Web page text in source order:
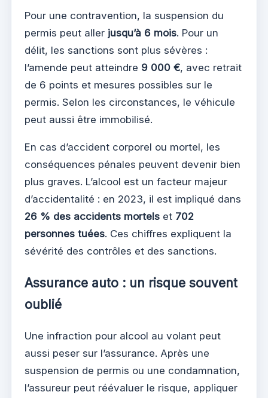
Pour une contravention, la suspension du
permis peut aller jusqu’à 6 mois. Pour un
délit, les sanctions sont plus sévères :
l’amende peut atteindre 9 000 €, avec retrait
de 6 points et mesures possibles sur le
permis. Selon les circonstances, le véhicule
peut aussi être immobilisé.
En cas d’accident corporel ou mortel, les
conséquences pénales peuvent devenir bien
plus graves. L’alcool est un facteur majeur
d’accidentalité : en 2023, il est impliqué dans
26 % des accidents mortels et 702
personnes tuées. Ces chiffres expliquent la
sévérité des contrôles et des sanctions.
Assurance auto : un risque souvent
oublié
Une infraction pour alcool au volant peut
aussi peser sur l’assurance. Après une
suspension de permis ou une condamnation,
l’assureur peut réévaluer le risque, appliquer